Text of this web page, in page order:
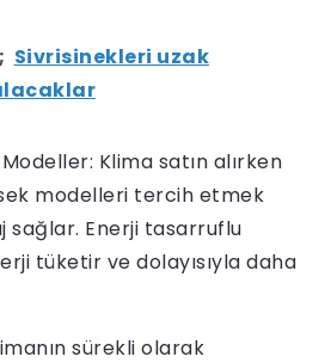
Sivrisinekleri uzak
Klima satın alırken
modelleri tercih etmek
sağlar. Enerji tasarruflu
tüketir ve dolayısıyla daha
sürekli olarak